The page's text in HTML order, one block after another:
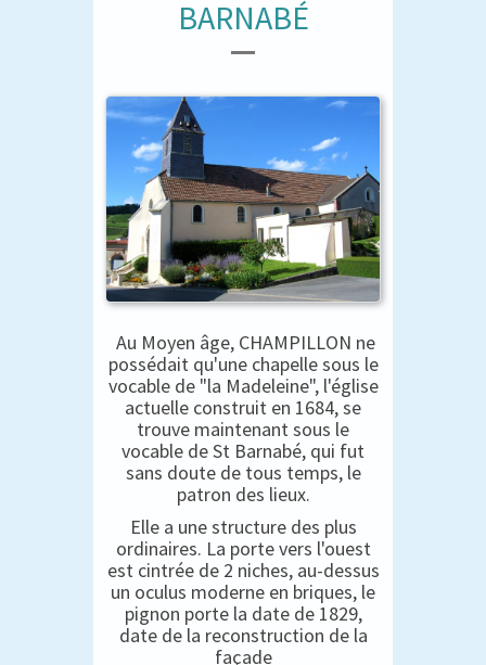
BARNABÉ
Au Moyen âge, CHAMPILLON ne
possédait qu'une chapelle sous le
vocable de "la Madeleine", l'église
actuelle construit en 1684, se
trouve maintenant sous le
vocable de St Barnabé, qui fut
sans doute de tous temps, le
patron des lieux.
Elle a une structure des plus
ordinaires. La porte vers l'ouest
est cintrée de 2 niches, au-dessus
un oculus moderne en briques, le
pignon porte la date de 1829,
date de la reconstruction de la
façade